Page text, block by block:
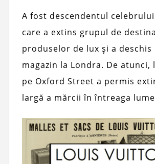
A fost descendentul
care a extins grupul de
produselor de lux și a deschis
magazin la Londra. De atunci,
pe Oxford Street a permis
largă a mărcii în întreaga